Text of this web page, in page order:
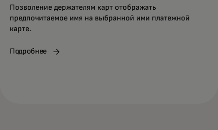
Позволение держателям карт отображать
предпочитаемое имя на выбранной ими платежной
карте.
Подробнее